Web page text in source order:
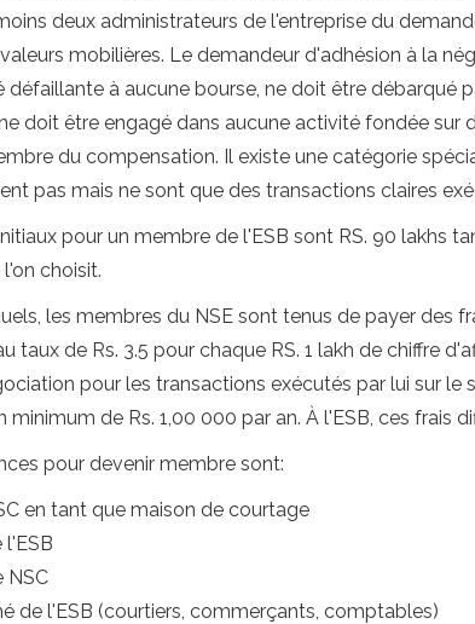
deux administrateurs de l'entreprise du
mobilières. Le demandeur d'adhésion à la
défaillante à aucune bourse, ne doit être débarqué
doit être engagé dans aucune activité fondée
du compensation. Il existe une catégorie
pas mais ne sont que des transactions claires
pour un membre de l'ESB sont RS. 90 lakhs
choisit.
les membres du NSE sont tenus de payer des
taux de Rs. 3.5 pour chaque RS. 1 lakh de chiffre
pour les transactions exécutés par lui sur le
minimum de Rs. 1,00 000 par an. À l'ESB, ces
pour devenir membre sont:
en tant que maison de courtage
NSC
de l'ESB (courtiers, commerçants, comptables)